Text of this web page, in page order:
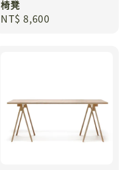
椅凳
Regular
NT$ 8,600